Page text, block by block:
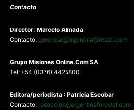
Contacto
Director: Marcelo Almada
Contacto: gerencia@argentinaforestal.com
Grupo Misiones Online.Com SA
Tel: +54 (0376) 4425800
Editora/periodista : Patricia Escobar
Contacto: redaccion@argentinaforestal.com